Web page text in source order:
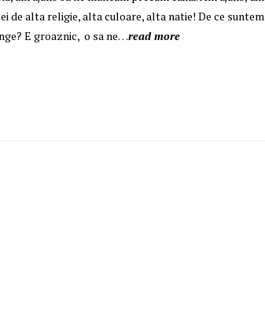
de alta religie, alta culoare, alta natie! De ce suntem
E groaznic, o sa ne…read more